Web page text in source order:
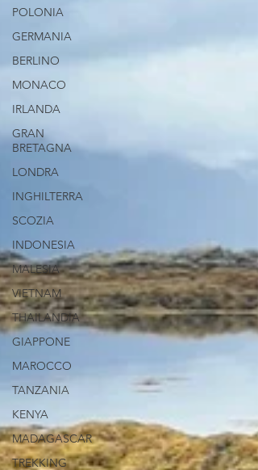
POLONIA
GERMANIA
BERLINO
MONACO
IRLANDA
GRAN
BRETAGNA
LONDRA
INGHILTERRA
SCOZIA
INDONESIA
MALESIA
VIETNAM
THAILANDIA
GIAPPONE
MAROCCO
TANZANIA
KENYA
MADAGASCAR
TREKKING